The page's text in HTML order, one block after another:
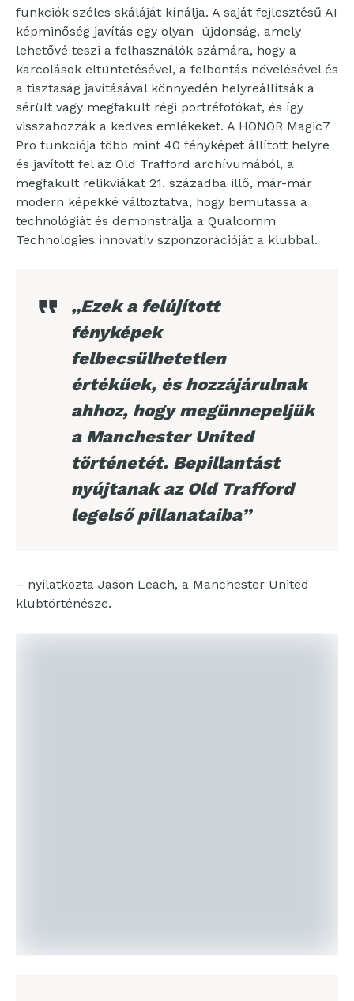
funkciók széles skáláját kínálja. A saját fejlesztésű AI
képminőség javítás egy olyan újdonság, amely
lehetővé teszi a felhasználók számára, hogy a
karcolások eltüntetésével, a felbontás növelésével és
a tisztaság javításával könnyedén helyreállítsák a
sérült vagy megfakult régi portréfotókat, és így
visszahozzák a kedves emlékeket. A HONOR Magic7
Pro funkciója több mint 40 fényképet állított helyre
és javított fel az Old Trafford archívumából, a
megfakult relikviákat 21. századba illő, már-már
modern képekké változtatva, hogy bemutassa a
technológiát és demonstrálja a Qualcomm
Technologies innovatív szponzorációját a klubbal.
„Ezek a felújított
fényképek
felbecsülhetetlen
értékűek, és hozzájárulnak
ahhoz, hogy megünnepeljük
a Manchester United
történetét. Bepillantást
nyújtanak az Old Trafford
legelső pillanataiba”
– nyilatkozta Jason Leach, a Manchester United
klubtörténésze.